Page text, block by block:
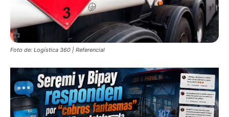
Foto de: Logística 360 | Referencial